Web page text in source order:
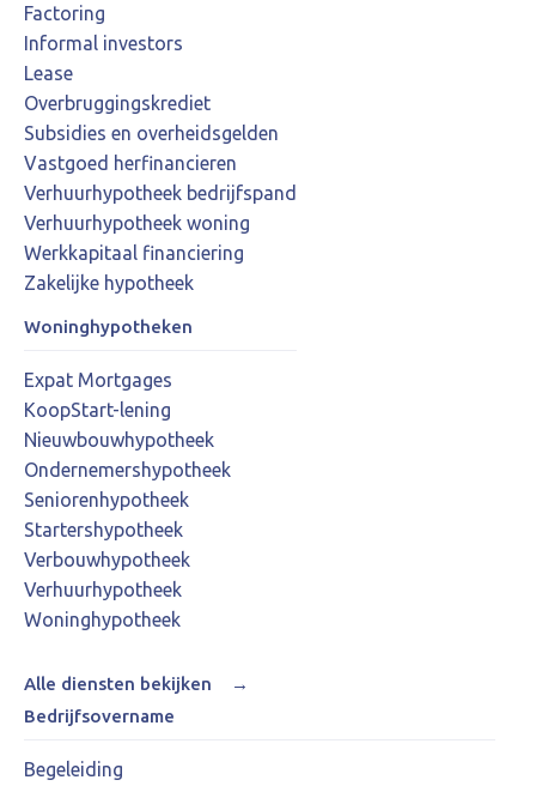
Factoring
Informal investors
Lease
Overbruggingskrediet
Subsidies en overheidsgelden
Vastgoed herfinancieren
Verhuurhypotheek bedrijfspand
Verhuurhypotheek woning
Werkkapitaal financiering
Zakelijke hypotheek
Woninghypotheken
Expat Mortgages
KoopStart-lening
Nieuwbouwhypotheek
Ondernemershypotheek
Seniorenhypotheek
Startershypotheek
Verbouwhypotheek
Verhuurhypotheek
Woninghypotheek
Alle diensten bekijken
→
Bedrijfsovername
Begeleiding